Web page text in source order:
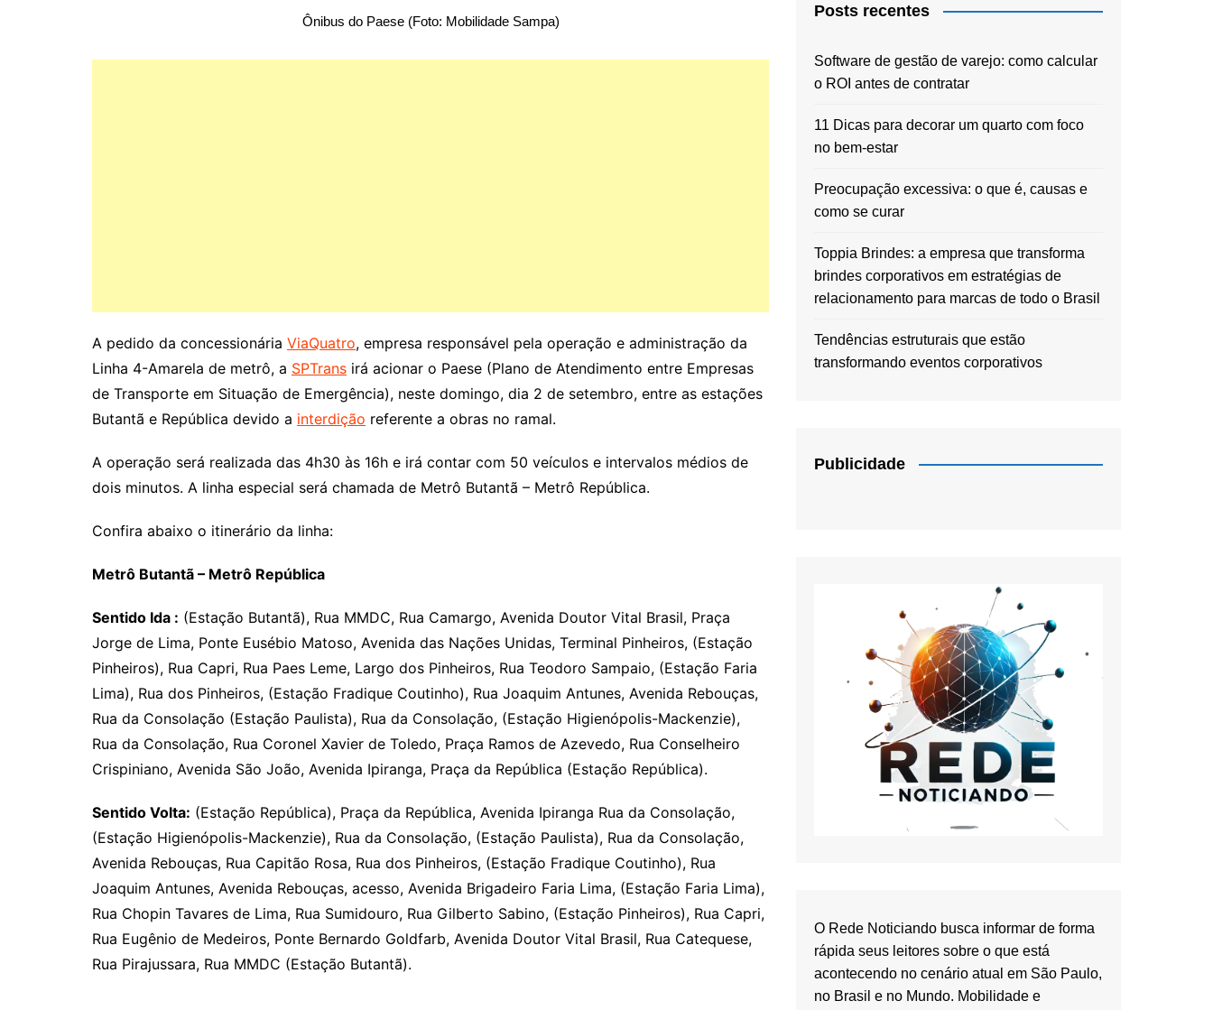
Ônibus do Paese (Foto: Mobilidade Sampa)
A pedido da concessionária ViaQuatro, empresa responsável pela operação e administração da
Linha 4-Amarela de metrô, a SPTrans irá acionar o Paese (Plano de Atendimento entre Empresas
de Transporte em Situação de Emergência), neste domingo, dia 2 de setembro, entre as estações
Butantã e República devido a interdição referente a obras no ramal.
A operação será realizada das 4h30 às 16h e irá contar com 50 veículos e intervalos médios de
dois minutos. A linha especial será chamada de Metrô Butantã – Metrô República.
Confira abaixo o itinerário da linha:
Metrô Butantã – Metrô República
Sentido Ida : (Estação Butantã), Rua MMDC, Rua Camargo, Avenida Doutor Vital Brasil, Praça
Jorge de Lima, Ponte Eusébio Matoso, Avenida das Nações Unidas, Terminal Pinheiros, (Estação
Pinheiros), Rua Capri, Rua Paes Leme, Largo dos Pinheiros, Rua Teodoro Sampaio, (Estação Faria
Lima), Rua dos Pinheiros, (Estação Fradique Coutinho), Rua Joaquim Antunes, Avenida Rebouças,
Rua da Consolação (Estação Paulista), Rua da Consolação, (Estação Higienópolis-Mackenzie),
Rua da Consolação, Rua Coronel Xavier de Toledo, Praça Ramos de Azevedo, Rua Conselheiro
Crispiniano, Avenida São João, Avenida Ipiranga, Praça da República (Estação República).
Sentido Volta: (Estação República), Praça da República, Avenida Ipiranga Rua da Consolação,
(Estação Higienópolis-Mackenzie), Rua da Consolação, (Estação Paulista), Rua da Consolação,
Avenida Rebouças, Rua Capitão Rosa, Rua dos Pinheiros, (Estação Fradique Coutinho), Rua
Joaquim Antunes, Avenida Rebouças, acesso, Avenida Brigadeiro Faria Lima, (Estação Faria Lima),
Rua Chopin Tavares de Lima, Rua Sumidouro, Rua Gilberto Sabino, (Estação Pinheiros), Rua Capri,
Rua Eugênio de Medeiros, Ponte Bernardo Goldfarb, Avenida Doutor Vital Brasil, Rua Catequese,
Rua Pirajussara, Rua MMDC (Estação Butantã).
Posts recentes
Software de gestão de varejo: como calcular
o ROI antes de contratar
11 Dicas para decorar um quarto com foco
no bem-estar
Preocupação excessiva: o que é, causas e
como se curar
Toppia Brindes: a empresa que transforma
brindes corporativos em estratégias de
relacionamento para marcas de todo o Brasil
Tendências estruturais que estão
transformando eventos corporativos
Publicidade
O Rede Noticiando busca informar de forma
rápida seus leitores sobre o que está
acontecendo no cenário atual em São Paulo,
no Brasil e no Mundo. Mobilidade e